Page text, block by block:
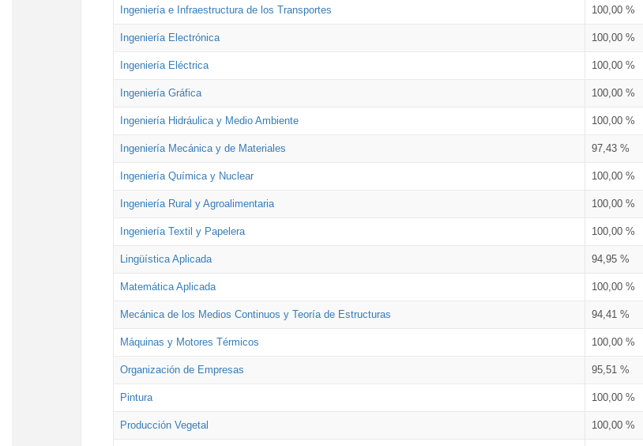
Ingeniería e Infraestructura de los Transportes 100,00 %
Ingeniería Electrónica 100,00 %
Ingeniería Eléctrica 100,00 %
Ingeniería Gráfica 100,00 %
Ingeniería Hidráulica y Medio Ambiente 100,00 %
Ingeniería Mecánica y de Materiales 97,43 %
Ingeniería Química y Nuclear 100,00 %
Ingeniería Rural y Agroalimentaria 100,00 %
Ingeniería Textil y Papelera 100,00 %
Lingüística Aplicada 94,95 %
Matemática Aplicada 100,00 %
Mecánica de los Medios Continuos y Teoría de Estructuras 94,41 %
Máquinas y Motores Térmicos 100,00 %
Organización de Empresas 95,51 %
Pintura 100,00 %
Producción Vegetal 100,00 %